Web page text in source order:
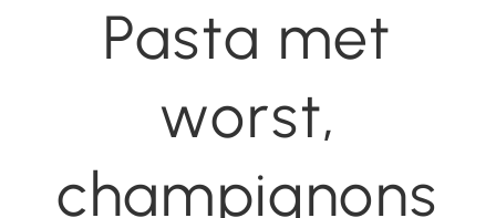
Pasta met
worst,
champignons